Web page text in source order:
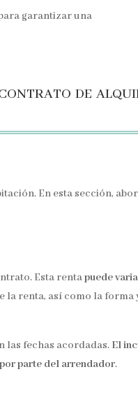
garantizar una
de
En esta sección,
Esta rentapuede
la renta, así como la
las fechas acordadas. El
parte del arrendador.